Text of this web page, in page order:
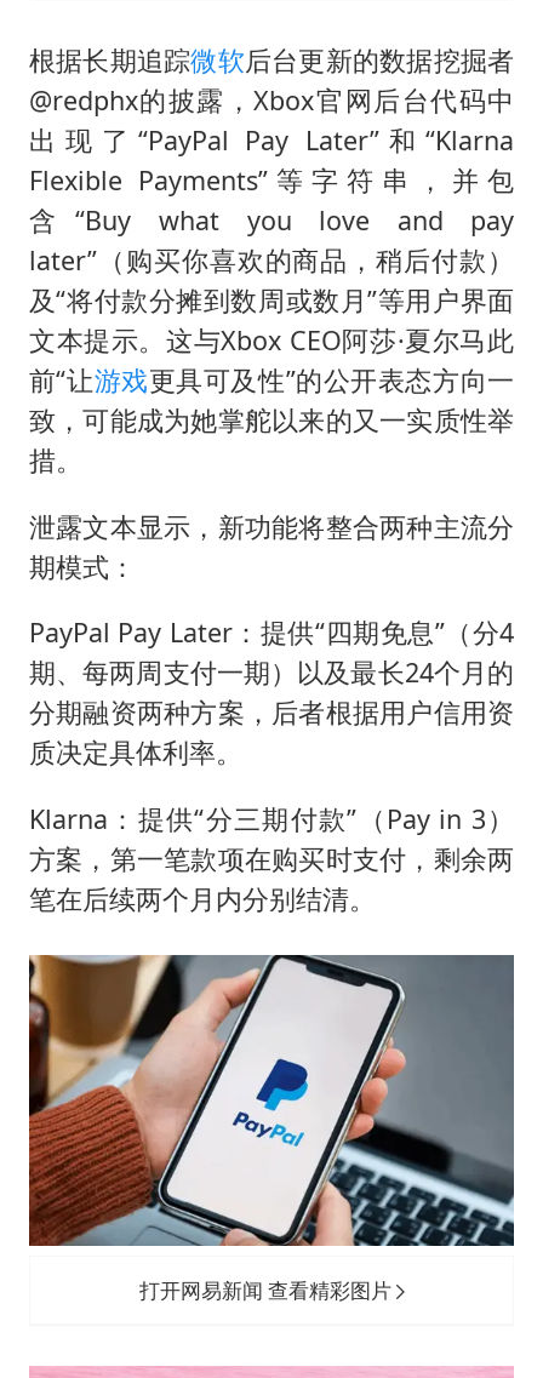
根据长期追踪微软后台更新的数据挖掘者
@redphx的披露，Xbox官网后台代码中
出现了“PayPal Pay Later”和“Klarna
Flexible Payments”等字符串，并包
含“Buy what you love and pay
later”（购买你喜欢的商品，稍后付款）
及“将付款分摊到数周或数月”等用户界面
文本提示。这与Xbox CEO阿莎·夏尔马此
前“让游戏更具可及性”的公开表态方向一
致，可能成为她掌舵以来的又一实质性举
措。
泄露文本显示，新功能将整合两种主流分
期模式：
PayPal Pay Later：提供“四期免息”（分4
期、每两周支付一期）以及最长24个月的
分期融资两种方案，后者根据用户信用资
质决定具体利率。
Klarna：提供“分三期付款”（Pay in 3）
方案，第一笔款项在购买时支付，剩余两
笔在后续两个月内分别结清。
打开网易新闻 查看精彩图片